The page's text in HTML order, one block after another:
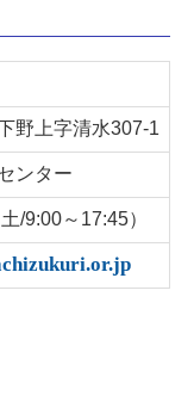
野上字清水307-1
ンター
土/9:00～17:45）